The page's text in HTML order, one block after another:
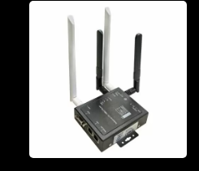
IoT対応システムは、シン
プルなウェブインターフェ
ースを通じて完全なコント
ロールを提供します—デバ
イスの追加、承認された番
号の管理、数秒での発信設
定が可能です。従来のリモ